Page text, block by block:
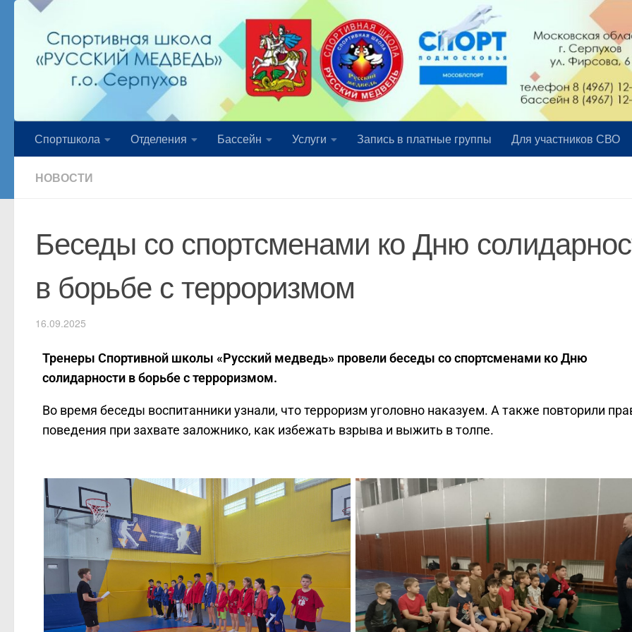
Спортшкола Отделения Бассейн Услуги Запись в платные группы Для участников СВО
НОВОСТИ
Беседы со спортсменами ко Дню
в борьбе с терроризмом
16.09.2025
Тренеры Спортивной школы «Русский медведь» провели беседы со спортсменами ко Дню
солидарности в борьбе с терроризмом.
Во время беседы воспитанники узнали, что терроризм уголовно наказуем. А также повторили
поведения при захвате заложнико, как избежать взрыва и выжить в толпе.